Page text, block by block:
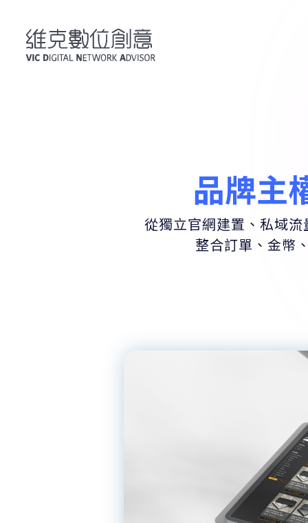
品牌主
從獨立官網建置、私域
整合訂單、金幣